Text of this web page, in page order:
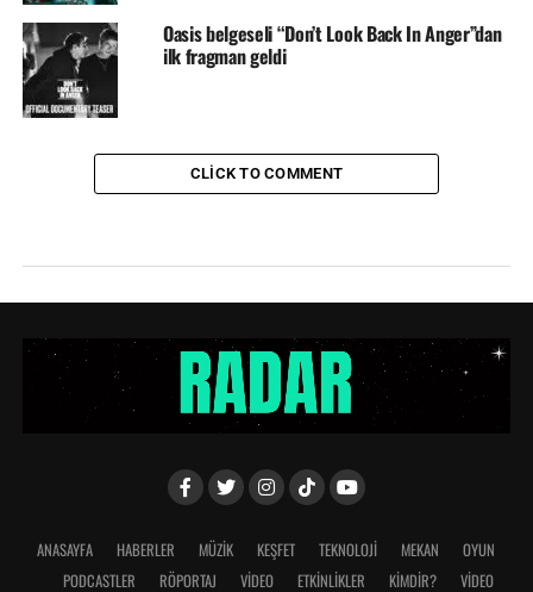
Oasis belgeseli “Don’t Look Back In Anger”dan
ilk fragman geldi
CLICK TO COMMENT
ANASAYFA HABERLER MÜZİK KEŞFET TEKNOLOJİ MEKAN
OYUN
PODCASTLER
RÖPORTAJ VİDEO ETKİNLİKLER KİMDİR? VIDEO